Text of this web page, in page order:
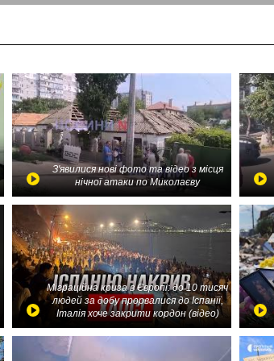
З'явилися нові фото та відео з місця
нічної атаки по Миколаєву
Міграційна криза в Європі: до 10 тисяч
людей за добу прорвалися до Іспанії,
Італія хоче закрити кордон (відео)